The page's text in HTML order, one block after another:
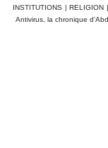
INSTITUTIONS | RELIGION |
Antivirus, la chronique